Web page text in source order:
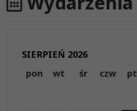
SIERPIEŃ 2026
pon
wt śr czw pt